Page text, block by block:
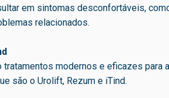
em sintomas desconfortáveis,
relacionados.
modernos e eficazes para a
são o Urolift, Rezum e iTind.